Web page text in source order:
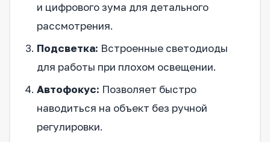
и цифрового зума для детального
рассмотрения.
Подсветка: Встроенные светодиоды
для работы при плохом освещении.
Автофокус: Позволяет быстро
наводиться на объект без ручной
регулировки.